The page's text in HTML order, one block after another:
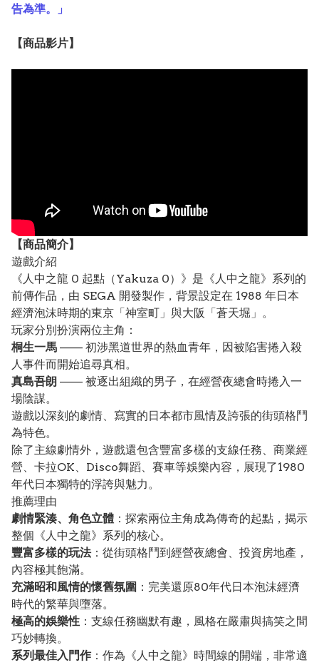
告為準。」
【商品影片】
【商品簡介】
遊戲介紹
《人中之龍 0 起點（Yakuza 0）》是《人中之龍》系列的
前傳作品，由 SEGA 開發製作，背景設定在 1988 年日本
經濟泡沫時期的東京「神室町」與大阪「蒼天堀」。
玩家分別扮演兩位主角：
桐生一馬 —— 初涉黑道世界的熱血青年，因被陷害捲入殺
人事件而開始追尋真相。
真島吾朗 —— 被逐出組織的男子，在經營夜總會時捲入一
場陰謀。
遊戲以深刻的劇情、寫實的日本都市風情及誇張的街頭格鬥
為特色。
除了主線劇情外，遊戲還包含豐富多樣的支線任務、商業經
營、卡拉OK、Disco舞蹈、賽車等娛樂內容，展現了1980
年代日本獨特的浮誇與魅力。
推薦理由
劇情緊湊、角色立體 ：探索兩位主角成為傳奇的起點，揭示
整個《人中之龍》系列的核心。
豐富多樣的玩法：從街頭格鬥到經營夜總會、投資房地產，
內容極其飽滿。
充滿昭和風情的懷舊氛圍 ：完美還原80年代日本泡沫經濟
時代的繁華與墮落。
極高的娛樂性 ：支線任務幽默有趣，風格在嚴肅與搞笑之間
巧妙轉換。
系列最佳入門作 ：作為《人中之龍》時間線的開端，非常適